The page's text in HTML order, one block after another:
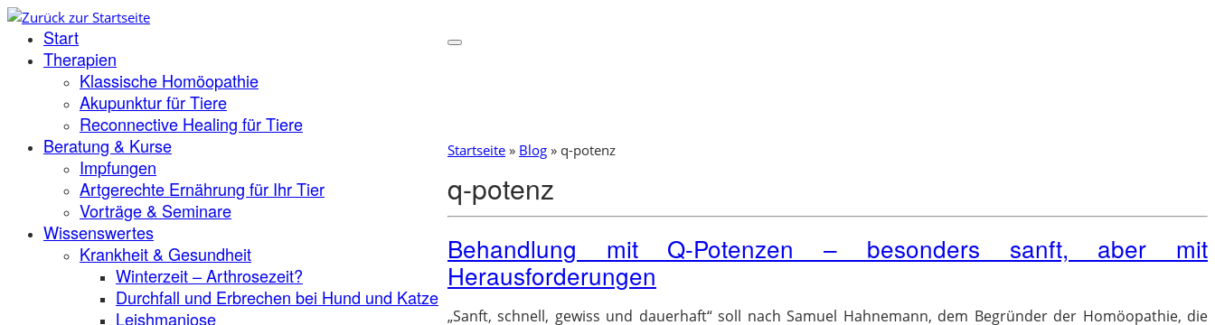
Zum
Inhalt
springen
Start
Therapien
Klassische Homöopathie
Akupunktur für Tiere
Reconnective Healing für Tiere
Beratung & Kurse
Impfungen
Artgerechte Ernährung für Ihr Tier
Vorträge & Seminare
Wissenswertes
Krankheit & Gesundheit
Winterzeit – Arthrosezeit?
Durchfall und Erbrechen bei Hund und Katze
Leishmaniose
Startseite » Blog » q-potenz
q-potenz
Behandlung mit Q-Potenzen – besonders sanft, aber mit
Herausforderungen
„Sanft, schnell, gewiss und dauerhaft“ soll nach Samuel Hahnemann, dem Begründer der Homöopathie, die